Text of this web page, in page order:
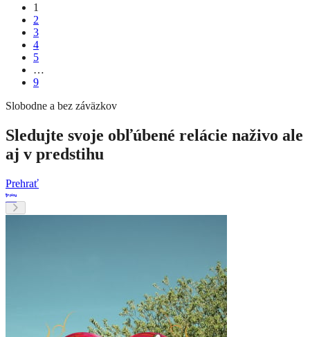
1
2
3
4
5
…
9
Slobodne a bez záväzkov
Sledujte svoje obľúbené relácie naživo ale
aj v predstihu
Prehrať